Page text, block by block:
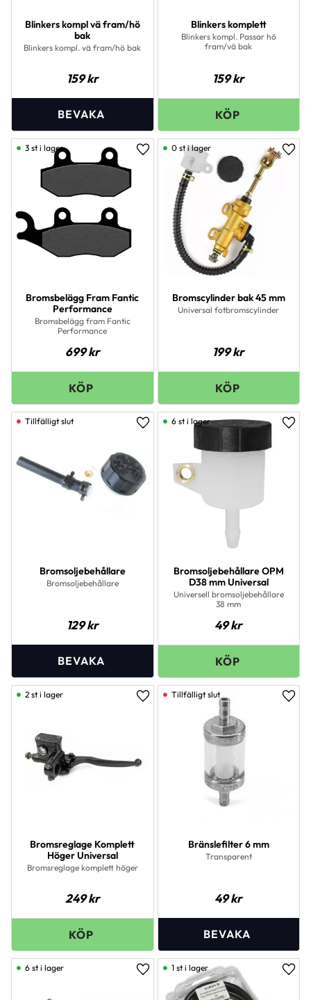
Blinkers kompl vä fram/hö
bak
Blinkers kompl. vä fram/hö bak
159kr
Blinkers komplett
Blinkers kompl. Passar hö
fram/vä bak
159kr
Bromsbelägg Fram Fantic
Performance
Bromsbelägg fram Fantic
Performance
699kr
Lägg till i favoriter
3 st i lager
Bromscylinder bak 45 mm
Universal fotbromscylinder
199kr
0 st i lager
Bromsoljebehållare
Bromsoljebehållare
129kr
Lägg till i favoriter
Bromsoljebehållare OPM
D38 mm Universal
Universell bromsoljebehållare
38 mm
49kr
6 st i lager
Bromsreglage Komplett
Höger Universal
Bromsreglage komplett höger
249kr
Lägg till i favoriter
2 st i lager
Bränslefilter 6 mm
Transparent
49kr
Lägg till i favoriter
6 st i lager 1 st i lager